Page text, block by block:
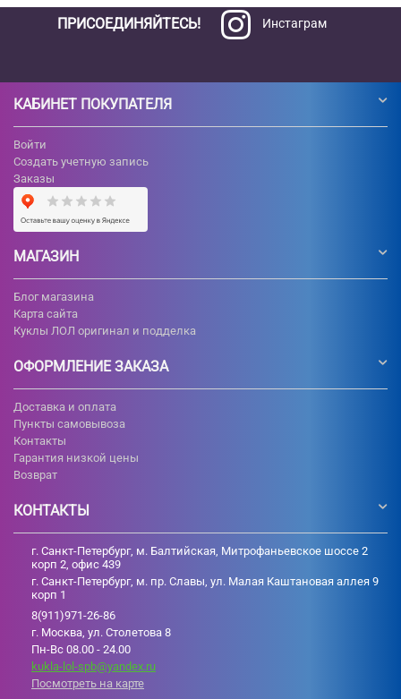
ПРИСОЕДИНЯЙТЕСЬ! Инстаграм
КАБИНЕТ ПОКУПАТЕЛЯ
Войти
Создать учетную запись
Заказы
МАГАЗИН
Блог магазина
Карта сайта
Куклы ЛОЛ оригинал и подделка
ОФОРМЛЕНИЕ ЗАКАЗА
Доставка и оплата
Пункты самовывоза
Контакты
Гарантия низкой цены
Возврат
КОНТАКТЫ
г. Санкт-Петербург, м. Балтийская, Митрофаньевское шоссе 2
корп 2, офис 439
г. Санкт-Петербург, м. пр. Славы, ул. Малая Каштановая аллея 9
корп 1
8(911)971-26-86
г. Москва, ул. Столетова 8
Пн-Вс 08.00 - 24.00
kukla-lol-spb@yandex.ru
Посмотреть на карте